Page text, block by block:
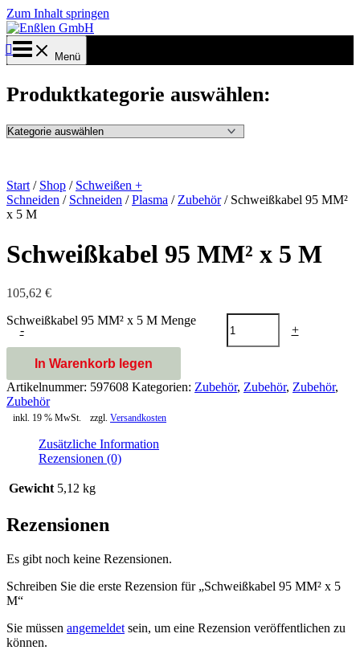
Zum Inhalt springen
Menü
Produktkategorie auswählen:
Start / Shop / Schweißen +
Schneiden / Schneiden /Plasma / Zubehör/ Schweißkabel 95 MM²
x 5 M
Schweißkabel 95 MM² x 5 M
105,62 €
-
Schweißkabel 95 MM² x 5 M Menge
+
In Warenkorb legen
Artikelnummer: 597608 Kategorien: Zubehör, Zubehör, Zubehör,
Zubehör
inkl. 19 % MwSt. zzgl. Versandkosten
Zusätzliche Information
Rezensionen (0)
Gewicht 5,12 kg
Rezensionen
Es gibt noch keine Rezensionen.
Schreiben Sie die erste Rezension für „Schweißkabel 95 MM² x 5
M“
Sie müssen angemeldet sein, um eine Rezension veröffentlichen zu
können.